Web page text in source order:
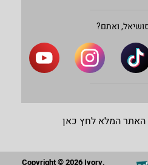
ואתם?
האתר המלא לחץ כאן
Copyright © 2026 Ivory.